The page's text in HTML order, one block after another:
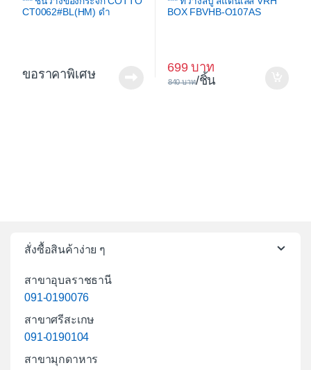
CT0062#BL(HM) ดำ
ขอราคาพิเศษ
BOX FBVHB-O107AS
699
840 /ชิ้น
สั่งซื้อสินค้าง่าย ๆ
สาขาอุบลราชธานี
091-0190076
สาขาศรีสะเกษ
091-0190104
สาขามุกดาหาร